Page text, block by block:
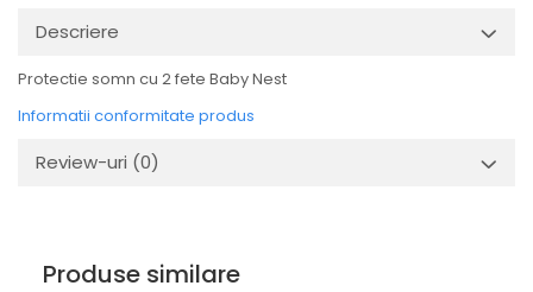
Descriere
Protectie somn cu 2 fete Baby Nest
Informatii conformitate produs
Review-uri (0)
Produse similare